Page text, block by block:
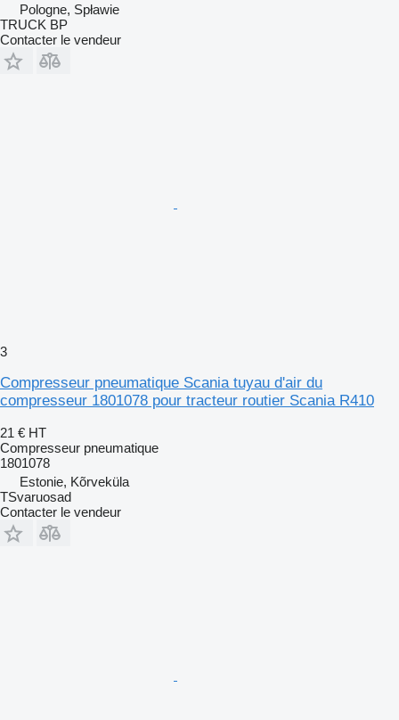
Pologne, Spławie
TRUCK BP
Contacter le vendeur
3
Compresseur pneumatique Scania tuyau d'air du
compresseur 1801078 pour tracteur routier Scania R410
21 € HT
Compresseur pneumatique
1801078
Estonie, Kõrveküla
TSvaruosad
Contacter le vendeur